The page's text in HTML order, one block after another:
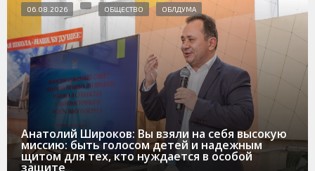
Анатолий Широков: Вы взяли на себя высокую
миссию: быть голосом детей и надежным
щитом для тех, кто нуждается в особой
защите
06.08.2026 ОБЩЕСТВО ОБЛДУМА